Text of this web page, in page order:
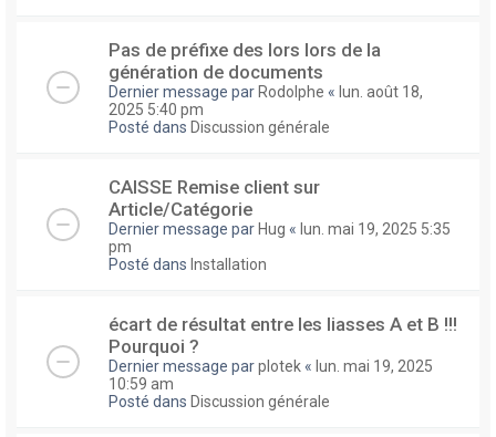
Pas de préfixe des lors lors de la
génération de documents
Dernier message par Rodolphe « lun. août 18,
2025 5:40 pm
Posté dans Discussion générale
CAISSE Remise client sur
Article/Catégorie
Dernier message par Hug « lun. mai 19, 2025 5:35
pm
Posté dans Installation
écart de résultat entre les liasses A et B !!!
Pourquoi ?
Dernier message parplotek « lun. mai 19, 2025
10:59 am
Posté dans Discussion générale